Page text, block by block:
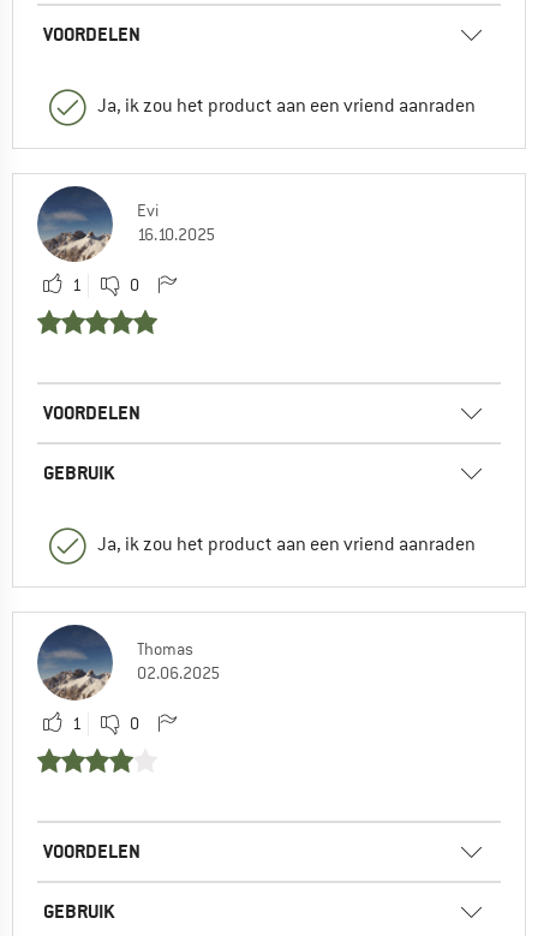
VOORDELEN
Ja, ik zou het product aan een vriend aanraden
Evi
16.10.2025
1 0
VOORDELEN
GEBRUIK
Ja, ik zou het product aan een vriend aanraden
Thomas
02.06.2025
1 0
VOORDELEN
GEBRUIK